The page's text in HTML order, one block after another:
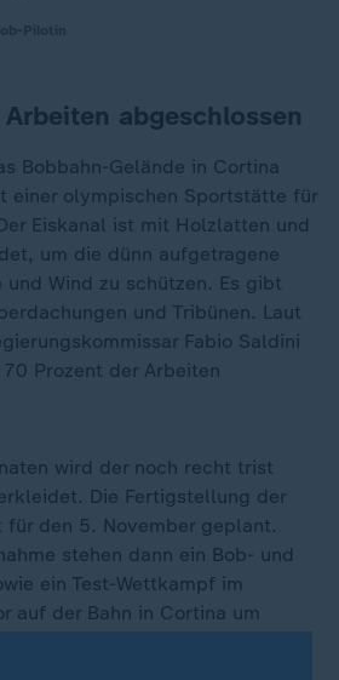
abgeschlossen
Bobbahn-Gelände in Cortina
einer olympischen Sportstätte für
Eiskanal ist mit Holzlatten und
um die dünn aufgetragene
und Wind zu schützen. Es gibt
und Tribünen. Laut
Fabio Saldini
Prozent der Arbeiten
wird der noch recht trist
Die Fertigstellung der
für den 5. November geplant.
stehen dann ein Bob- und
ein Test-Wettkampf im
auf der Bahn in Cortina um